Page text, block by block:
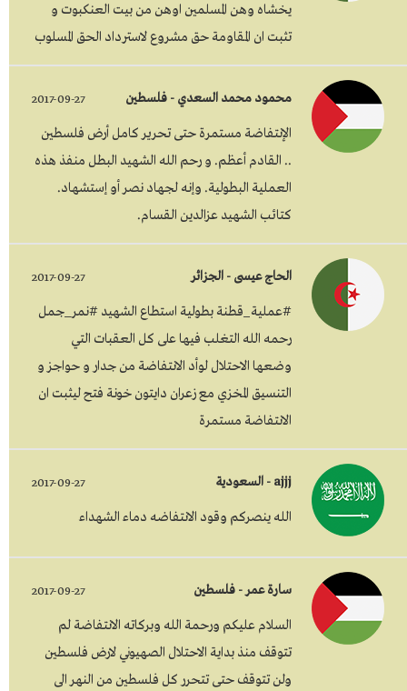
يخشاه وهن المسلمين اوهن من بيت العنكبوت و
تثبت ان المقاومة حق مشروع لاسترداد الحق المسلوب
محمود محمد السعدي - فلسطين 2017-09-27
الإنتفاضة مستمرة حتى تحرير كامل أرض فلسطين
.. القادم أعظم. و رحم الله الشهيد البطل منفذ هذه
العملية البطولية. وإنه لجهاد نصر أو إستشهاد.
كتائب الشهيد عزالدين القسام.
الحاج عيسى - الجزائر 2017-09-27
#عملية_قطنة بطولية استطاع الشهيد #نمر_جمل
رحمه الله التغلب فيها على كل العقبات التي
وضعها الاحتلال لوأد الانتفاضة من جدار و حواجز و
التنسيق المخزي مع زعران دايتون خونة فتح ليثبت ان
الانتفاضة مستمرة
ajjj - السعودية 2017-09-27
الله ينصركم وقود الانتفاضه دماء الشهداء
سارة عمر - فلسطين 2017-09-27
السلام عليكم ورحمة الله وبركاته الانتفاضة لم
تتوقف منذ بداية الاحتلال الصهيوني لارض فلسطين
ولن تتوقف حتى تتحرر كل فلسطين من النهر الى